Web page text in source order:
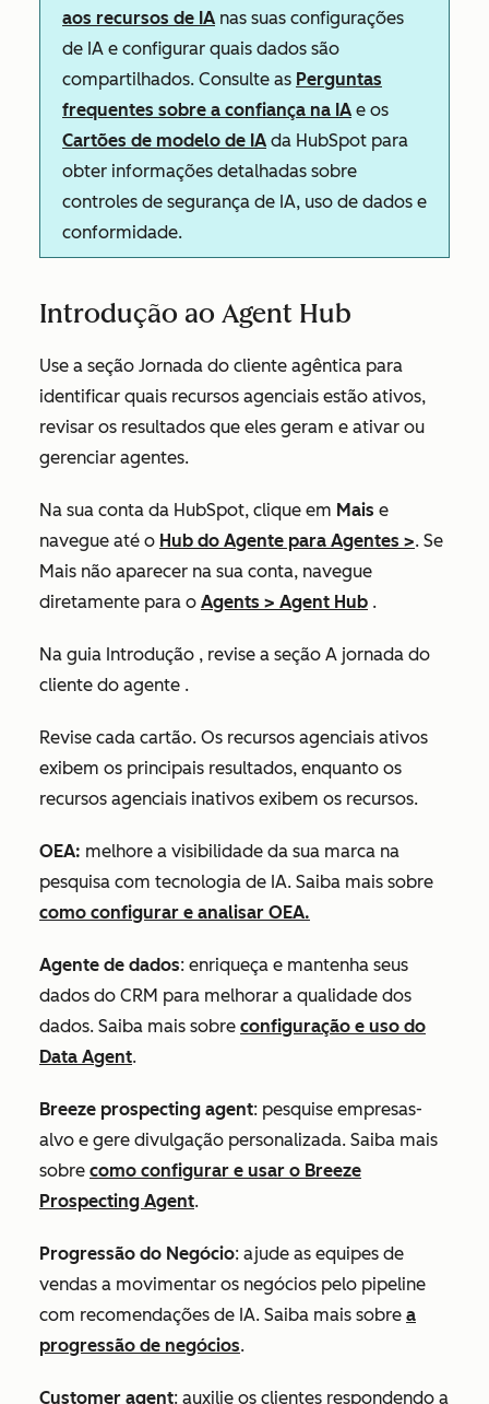
aos recursos de IA nas suas configurações
de IA e configurar quais dados são
compartilhados. Consulte as Perguntas
frequentes sobre a confiança na IA e os
Cartões de modelo de IA da HubSpot para
obter informações detalhadas sobre
controles de segurança de IA, uso de dados e
conformidade.
Introdução ao Agent Hub
Use a seção Jornada do cliente agêntica para
identificar quais recursos agenciais estão ativos,
revisar os resultados que eles geram e ativar ou
gerenciar agentes.
Na sua conta da HubSpot, clique em Mais e
navegue até o Hub do Agente para Agentes >. Se
Mais não aparecer na sua conta, navegue
diretamente para o Agents > Agent Hub .
Na guia Introdução , revise a seção A jornada do
cliente do agente .
Revise cada cartão. Os recursos agenciais ativos
exibem os principais resultados, enquanto os
recursos agenciais inativos exibem os recursos.
OEA: melhore a visibilidade da sua marca na
pesquisa com tecnologia de IA. Saiba mais sobre
como configurar e analisar OEA.
Agente de dados: enriqueça e mantenha seus
dados do CRM para melhorar a qualidade dos
dados. Saiba mais sobre configuração e uso do
Data Agent.
Breeze prospecting agent: pesquise empresas-
alvo e gere divulgação personalizada. Saiba mais
sobre como configurar e usar o Breeze
Prospecting Agent.
Progressão do Negócio: ajude as equipes de
vendas a movimentar os negócios pelo pipeline
com recomendações de IA. Saiba mais sobre a
progressão de negócios.
Customer agent: auxilie os clientes respondendo a